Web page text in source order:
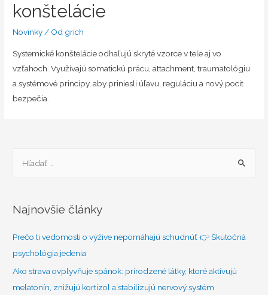
konštelácie
Novinky/ Od grich
Systemické konštelácie odhaľujú skryté vzorce v tele aj vo
vzťahoch. Využívajú somatickú prácu, attachment, traumatológiu
a systémové princípy, aby priniesli úľavu, reguláciu a nový pocit
bezpečia.
d
ť
:
Najnovšie články
Prečo ti vedomosti o výžive nepomáhajú schudnúť 👉 Skutočná
psychológia jedenia
Ako strava ovplyvňuje spánok: prirodzené látky, ktoré aktivujú
melatonín, znižujú kortizol a stabilizujú nervový systém